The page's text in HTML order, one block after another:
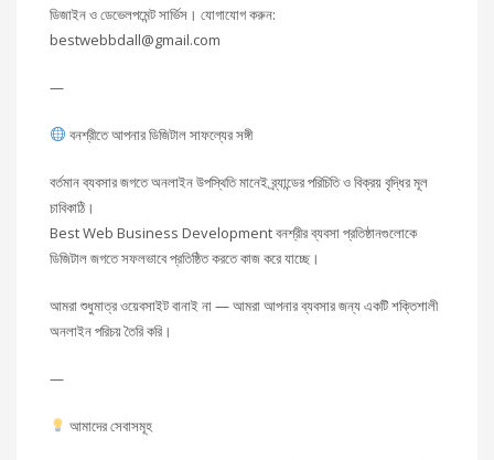
ডিজাইন ও ডেভেলপমেন্ট সার্ভিস। যোগাযোগ করুন:
bestwebbdall@gmail.com
—
বনশ্রীতে আপনার ডিজিটাল সাফল্যের সঙ্গী
বর্তমান ব্যবসার জগতে অনলাইন উপস্থিতি মানেই ব্র্যান্ডের পরিচিতি ও বিক্রয় বৃদ্ধির মূল
চাবিকাঠি।
Best Web Business Development বনশ্রীর ব্যবসা প্রতিষ্ঠানগুলোকে
ডিজিটাল জগতে সফলভাবে প্রতিষ্ঠিত করতে কাজ করে যাচ্ছে।
আমরা শুধুমাত্র ওয়েবসাইট বানাই না — আমরা আপনার ব্যবসার জন্য একটি শক্তিশালী
অনলাইন পরিচয় তৈরি করি।
—
আমাদের সেবাসমূহ